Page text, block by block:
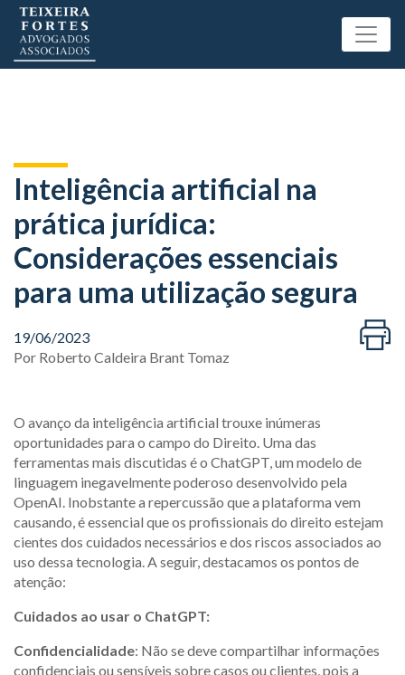
Inteligência artificial na
prática jurídica:
Considerações essenciais
para uma utilização segura
19/06/2023
Por Roberto Caldeira Brant Tomaz
O avanço da inteligência artificial trouxe inúmeras
oportunidades para o campo do Direito. Uma das
ferramentas mais discutidas é o ChatGPT, um modelo de
linguagem inegavelmente poderoso desenvolvido pela
OpenAI. Inobstante a repercussão que a plataforma vem
causando, é essencial que os profissionais do direito estejam
cientes dos cuidados necessários e dos riscos associados ao
uso dessa tecnologia. A seguir, destacamos os pontos de
atenção:
Cuidados ao usar o ChatGPT:
Confidencialidade: Não se deve compartilhar informações
confidenciais ou sensíveis sobre casos ou clientes, pois a